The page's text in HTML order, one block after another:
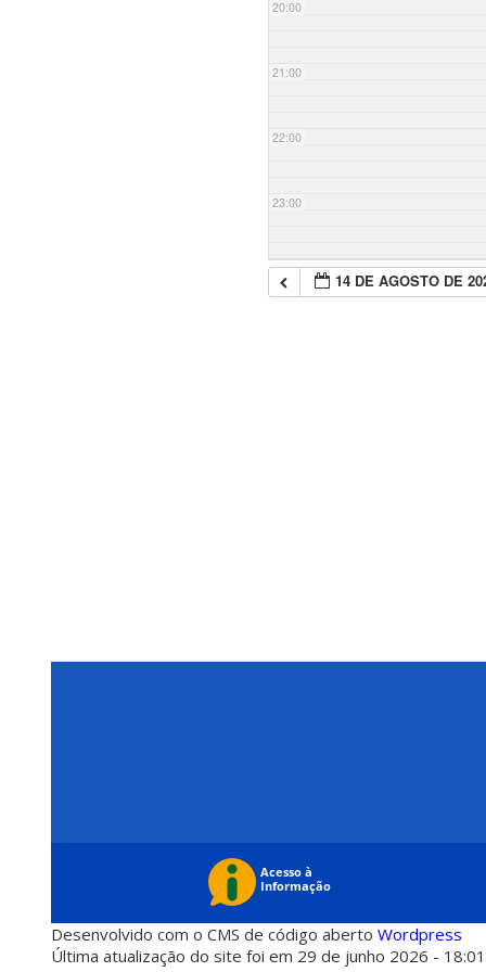
20:00
21:00
22:00
23:00
14 DE AGOSTO DE
Desenvolvido com o CMS de código aberto Wordpress
Última atualização do site foi em 29 de junho 2026 -